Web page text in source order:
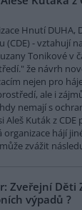
Hnutí DUHA,
(CDE) - vztahují
Tonikové v
že návrh
nejen pro
ale i
nemají s
Aleš Kuták z
organizace hájí
zvážit
Zveřejní Děti
výpadů ?